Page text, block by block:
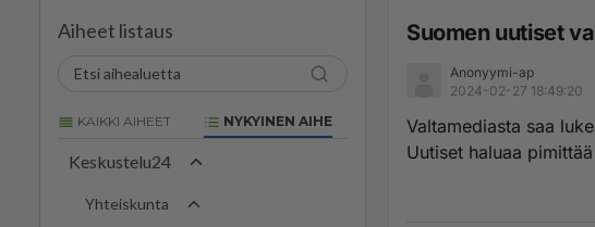
Aiheet listaus
KAIKKI AIHEET NYKYINEN AIHE
Keskustelu24
Yhteiskunta
Suomen uutiset
Anonyymi-ap
2024-02-27 18:49:20
Valtamediasta saa
Uutiset haluaa